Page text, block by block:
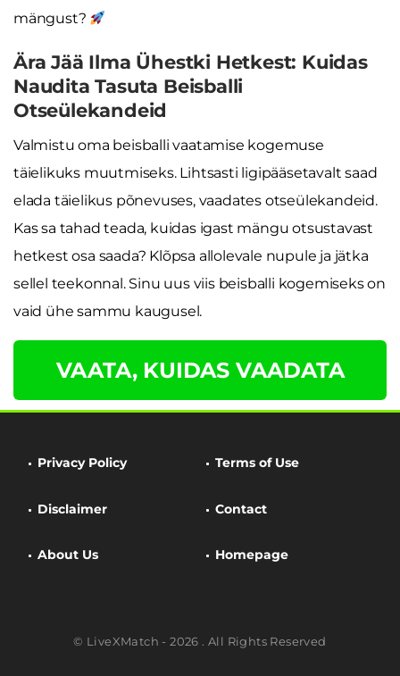
mängust?
Ära Jää Ilma Ühestki Hetkest: Kuidas
Naudita Tasuta Beisballi
Otseülekandeid
Valmistu oma beisballi vaatamise kogemuse
täielikuks muutmiseks. Lihtsasti ligipääsetavalt saad
elada täielikus põnevuses, vaadates otseülekandeid.
Kas sa tahad teada, kuidas igast mängu otsustavast
hetkest osa saada? Klõpsa allolevale nupule ja jätka
sellel teekonnal. Sinu uus viis beisballi kogemiseks on
vaid ühe sammu kaugusel.
VAATA, KUIDAS VAADATA
Privacy Policy Terms of Use
Disclaimer Contact
About Us Homepage
© LiveXMatch - 2026 . All Rights Reserved